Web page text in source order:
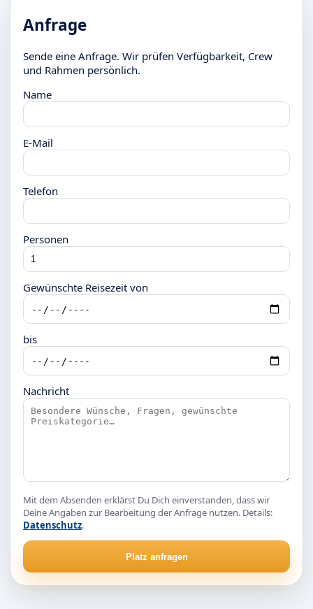
Anfrage
Sende eine Anfrage. Wir prüfen Verfügbarkeit, Crew
und Rahmen persönlich.
Name
E-Mail
Telefon
Personen
Gewünschte Reisezeit von
bis
Nachricht
Mit dem Absenden erklärst Du Dich einverstanden, dass wir
Deine Angaben zur Bearbeitung der Anfrage nutzen. Details:
Datenschutz.
Platz anfragen